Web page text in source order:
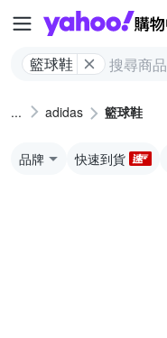
籃球鞋
adidas 籃球鞋
品牌 快速到貨